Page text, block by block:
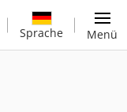
Sprache Menü